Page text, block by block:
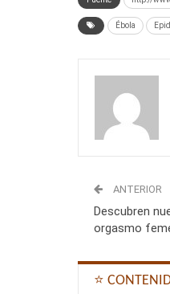
Ébola
ANTERIOR
Descubren
orgasmo
⭐